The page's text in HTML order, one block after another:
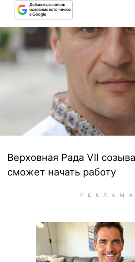
Верховная Рада VII
сможет начать работу